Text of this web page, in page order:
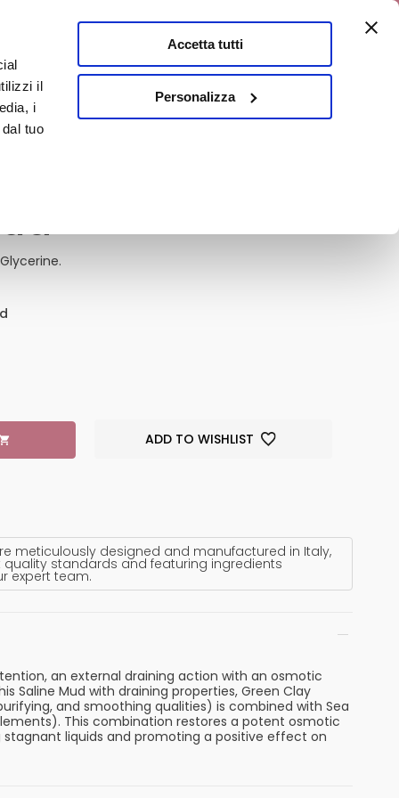
il
i
tuo
Accetta tutti
Personalizza
discount
ADD TO WISHLIST
meticulously designed and manufactured in Italy,
standards and featuring ingredients
expert team.
an external draining action with an osmotic
Saline Mud with draining properties, Green Clay
and smoothing qualities) is combined with Sea
This combination restores a potent osmotic
liquids and promoting a positive effect on